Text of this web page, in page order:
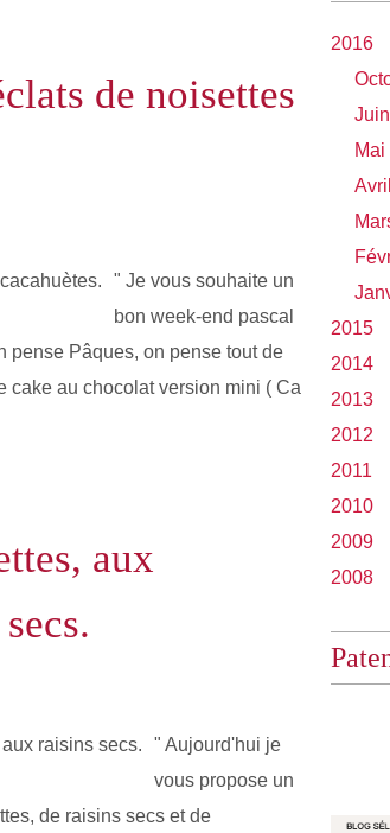
de noisettes
" Je vous souhaite un
bon week-end pascal
pense Pâques, on pense tout de
cake au chocolat version mini ( Ca
aux
" Aujourd'hui je
vous propose un
de raisins secs et de
2016
Juin
Mai
Avril
2015
2014
2013
2012
2011
2010
2009
2008